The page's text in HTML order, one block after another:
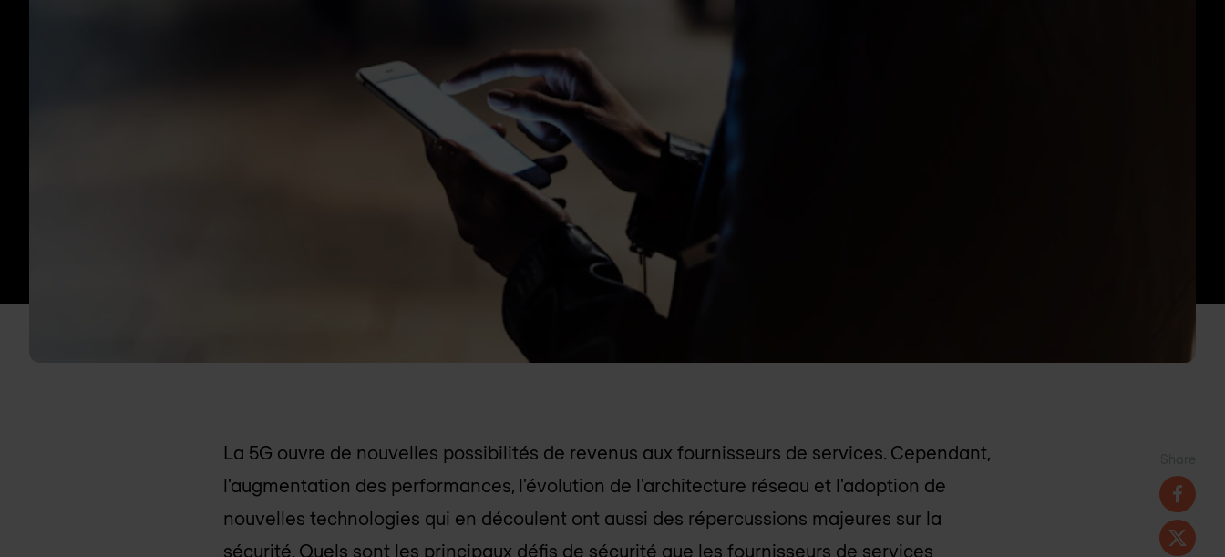
La 5G ouvre de nouvelles possibilités de revenus aux fournisseurs de services. Cependant,
l'augmentation des performances, l'évolution de l'architecture réseau et l'adoption de
nouvelles technologies qui en découlent ont aussi des répercussions majeures sur la
sécurité. Quels sont les principaux défis de sécurité que les fournisseurs de services